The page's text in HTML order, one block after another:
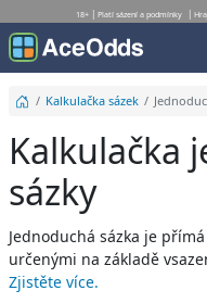
18+ Platí sázení a podmínky
Kalkulačka sázek
Kalkulačka
sázky
Jednoduchá sázka je
určenými na základě
Zjistěte více.